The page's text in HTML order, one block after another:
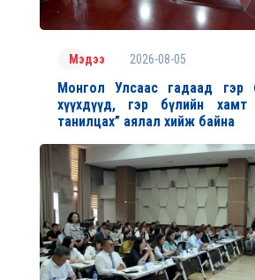
Мэдээ 2026-08-05
Монгол Улсаас гадаад гэр
хүүхдүүд, гэр бүлийн хамт
танилцах” аялал хийж байна